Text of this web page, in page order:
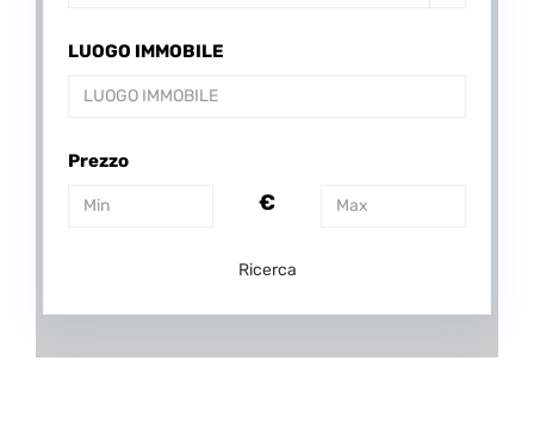
LUOGO IMMOBILE
Prezzo
€
Ricerca